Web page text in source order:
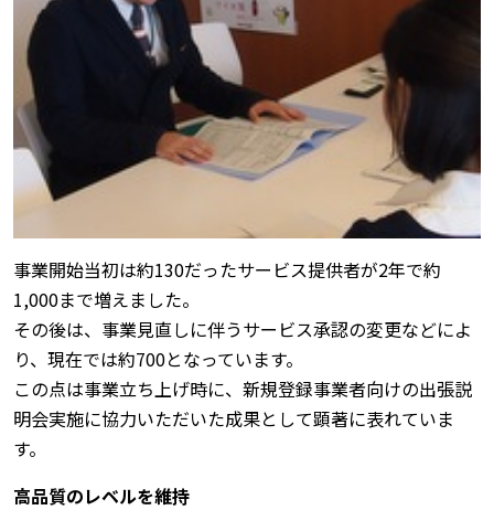
事業開始当初は約130だったサービス提供者が2年で約
1,000まで増えました。
その後は、事業見直しに伴うサービス承認の変更などによ
り、現在では約700となっています。
この点は事業立ち上げ時に、新規登録事業者向けの出張説
明会実施に協力いただいた成果として顕著に表れていま
す。
高品質のレベルを維持